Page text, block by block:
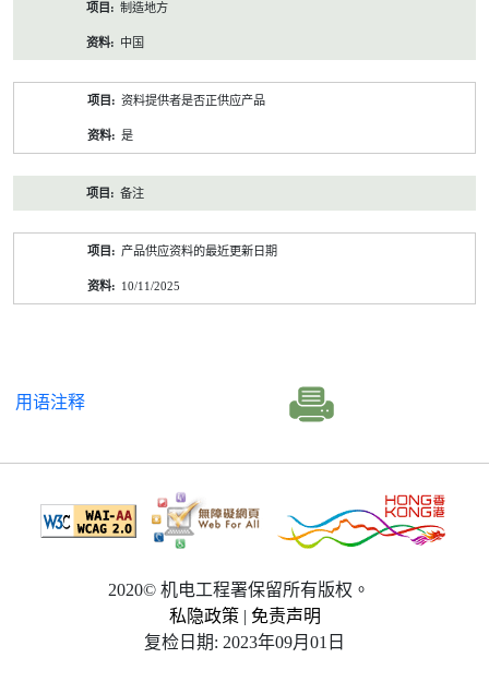
制造地方
中国
资料提供者是否正供应产品
是
备注
产品供应资料的最近更新日期
10/11/2025
用语注释
2020© 机电工程署保留所有版权。
私隐政策 | 免责声明
复检日期: 2023年09月01日